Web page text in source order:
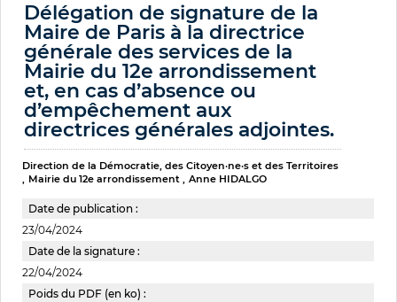
Délégation de signature de la
Maire de Paris à la directrice
générale des services de la
Mairie du 12e arrondissement
et, en cas d’absence ou
d’empêchement aux
directrices générales adjointes.
Direction de la Démocratie, des Citoyen·ne·s et des Territoires
Mairie du 12e arrondissement
Anne HIDALGO
Date de publication :
23/04/2024
Date de la signature :
22/04/2024
Poids du PDF (en ko) :